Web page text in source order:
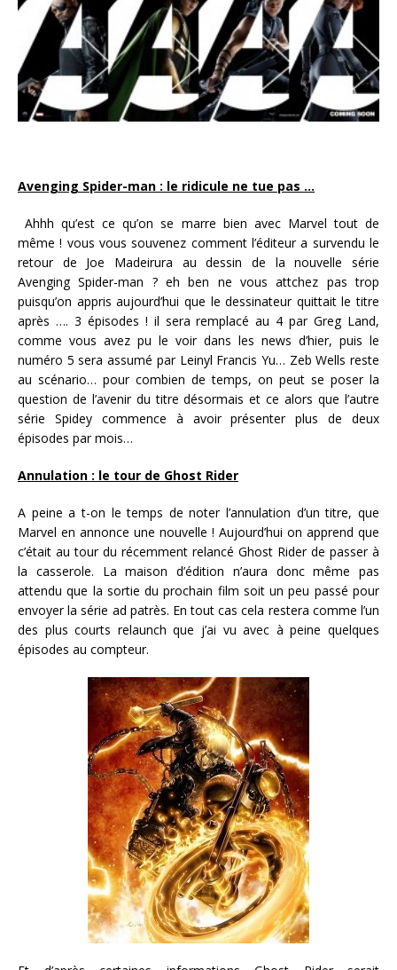
Avenging Spider-man : le ridicule ne tue pas …
Ahhh qu’est ce qu’on se marre bien avec Marvel tout de
même ! vous vous souvenez comment l’éditeur a survendu le
retour de Joe Madeirura au dessin de la nouvelle série
Avenging Spider-man ? eh ben ne vous attchez pas trop
puisqu’on appris aujourd’hui que le dessinateur quittait le titre
après …. 3 épisodes ! il sera remplacé au 4 par Greg Land,
comme vous avez pu le voir dans les news d’hier, puis le
numéro 5 sera assumé par Leinyl Francis Yu… Zeb Wells reste
au scénario… pour combien de temps, on peut se poser la
question de l’avenir du titre désormais et ce alors que l’autre
série Spidey commence à avoir présenter plus de deux
épisodes par mois…
Annulation : le tour de Ghost Rider
A peine a t-on le temps de noter l’annulation d’un titre, que
Marvel en annonce une nouvelle ! Aujourd’hui on apprend que
c’était au tour du récemment relancé Ghost Rider de passer à
la casserole. La maison d’édition n’aura donc même pas
attendu que la sortie du prochain film soit un peu passé pour
envoyer la série ad patrès. En tout cas cela restera comme l’un
des plus courts relaunch que j’ai vu avec à peine quelques
épisodes au compteur.